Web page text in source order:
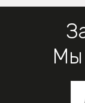
Мы